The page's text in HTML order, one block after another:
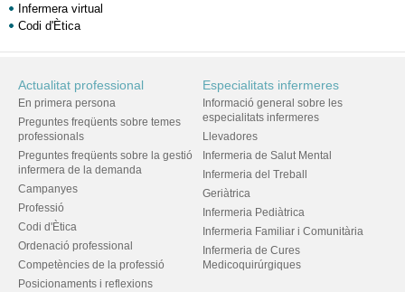
Infermera virtual
Codi d'Ètica
Actualitat professional
En primera persona
Preguntes freqüents sobre temes
professionals
Preguntes freqüents sobre la gestió
infermera de la demanda
Campanyes
Professió
Codi d'Ètica
Ordenació professional
Competències de la professió
Posicionaments i reflexions
Especialitats infermeres
Informació general sobre les
especialitats infermeres
Llevadores
Infermeria de Salut Mental
Infermeria del Treball
Geriàtrica
Infermeria Pediàtrica
Infermeria Familiar i Comunitària
Infermeria de Cures
Medicoquirúrgiques